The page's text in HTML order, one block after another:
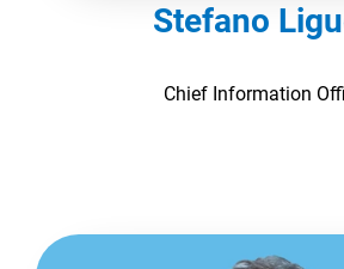
Stefano
Chief Information